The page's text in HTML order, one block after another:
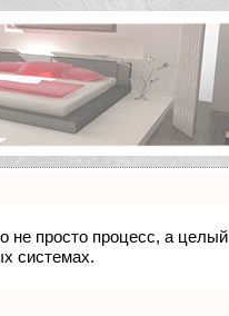
не просто процесс, а целый
системах.